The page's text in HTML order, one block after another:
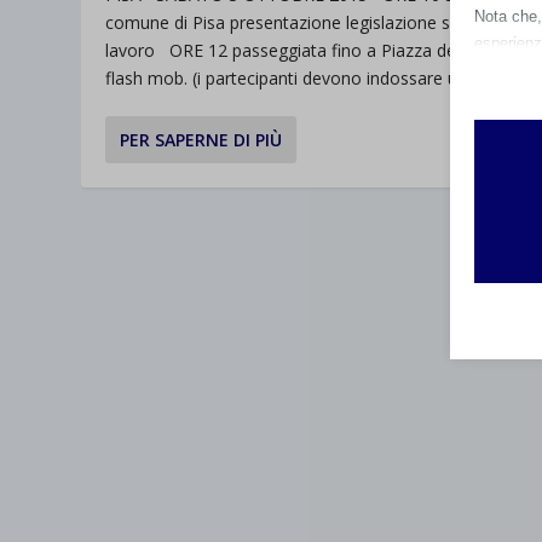
comune di Pisa presentazione legislazione su
lavoro ORE 12 passeggiata fino a Piazza dei Miracoli
flash mob. (i partecipanti devono indossare una...
PER SAPERNE DI PIÙ
Nota
I
Altri